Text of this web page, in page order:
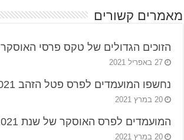
מאמרים קשורים
הזוכים הגדולים של טקס פרסי האוסקר 2021
27 באפריל 2021
נחשפו המועמדים לפרס פטל הזהב 2021
20 במרץ 2021
המועמדים לפרס האוסקר של שנת 2021
20 במרץ 2021